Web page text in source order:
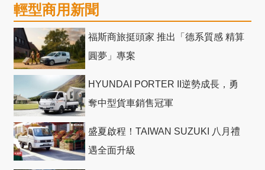
輕型商用新聞
福斯商旅挺頭家 推出「德系質感 精算
圓夢」專案
HYUNDAI PORTER II逆勢成長，勇
奪中型貨車銷售冠軍
盛夏啟程！TAIWAN SUZUKI 八月禮
遇全面升級